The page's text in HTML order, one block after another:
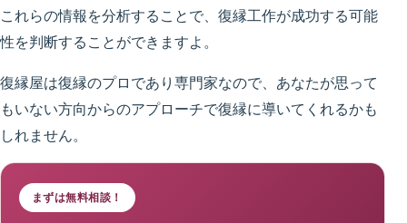
これらの情報を分析することで、復縁工作が成功する可能
性を判断することができますよ。
復縁屋は復縁のプロであり専門家なので、あなたが思って
もいない方向からのアプローチで復縁に導いてくれるかも
しれません。
まずは無料相談！